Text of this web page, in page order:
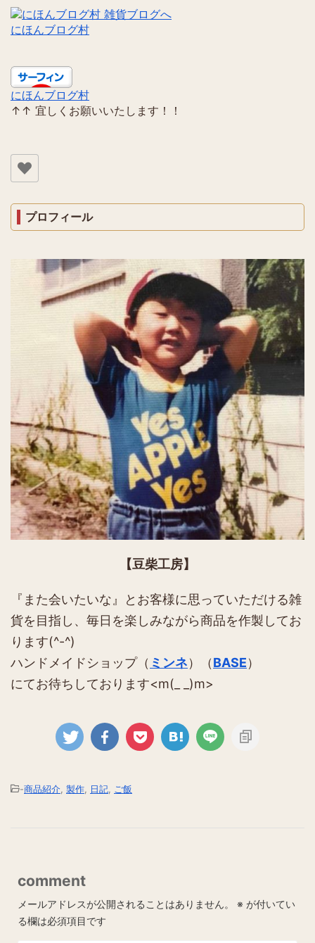
にほんブログ村
にほんブログ村
↑↑ 宜しくお願いいたします！！
プロフィール
【豆柴工房】
『また会いたいな』とお客様に思っていただける雑
貨を目指し、毎日を楽しみながら商品を作製してお
ります(^-^)
ハンドメイドショップ（ ミンネ）（BASE）
にてお待ちしております<m(_ _)m>
-商品紹介 製作 日記 ご飯
comment
メールアドレスが公開されることはありません。 ※ が付いてい
る欄は必須項目です